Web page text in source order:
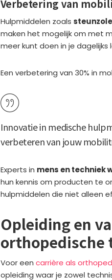
Verbetering van
Hulpmiddelen zoals
maken het mogelijk om met
meer kunt doen in je dagelijks
Een verbetering van 30% in
Innovatie in medische
verbeteren van jouw
Experts in mens en techniek
hun kennis om producten te
hulpmiddelen die niet alleen
Opleiding en
orthopedische
Voor een carrière als
opleiding waar je zowel